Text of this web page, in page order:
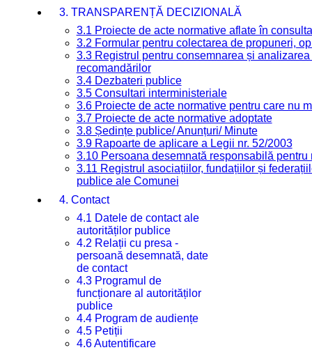
3. TRANSPARENȚĂ DECIZIONALĂ
3.1 Proiecte de acte normative aflate în
3.2 Formular pentru colectarea de propuneri,
3.3 Registrul pentru consemnarea și
recomandărilor
3.4 Dezbateri publice
3.5 Consultari interministeriale
3.6 Proiecte de acte normative pentru care nu
3.7 Proiecte de acte normative adoptate
3.8 Ședințe publice/ Anunțuri/ Minute
3.9 Rapoarte de aplicare a Legii nr. 52/2003
3.10 Persoana desemnată responsabilă
3.11 Registrul asociațiilor, fundațiilor și
publice ale Comunei
4. Contact
4.1 Datele de contact ale
autorităților publice
4.2 Relații cu presa -
persoană desemnată, date
de contact
4.3 Programul de
funcționare al autorităților
publice
4.4 Program de audiențe
4.5 Petiții
4.6 Autentificare